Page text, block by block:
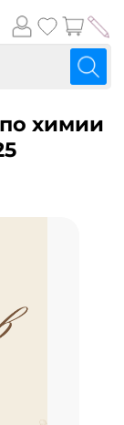
химии